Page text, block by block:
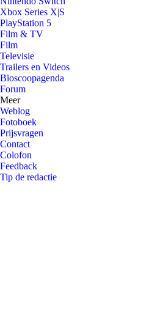
Xbox Series X|S
PlayStation 5
Film & TV
Film
Televisie
Trailers en Videos
Bioscoopagenda
Forum
Meer
Weblog
Fotoboek
Prijsvragen
Contact
Colofon
Feedback
Tip de redactie